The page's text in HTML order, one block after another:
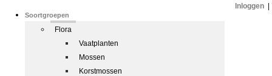
Soortgroepen
Flora
Vaatplanten
Mossen
Korstmossen
Inloggen